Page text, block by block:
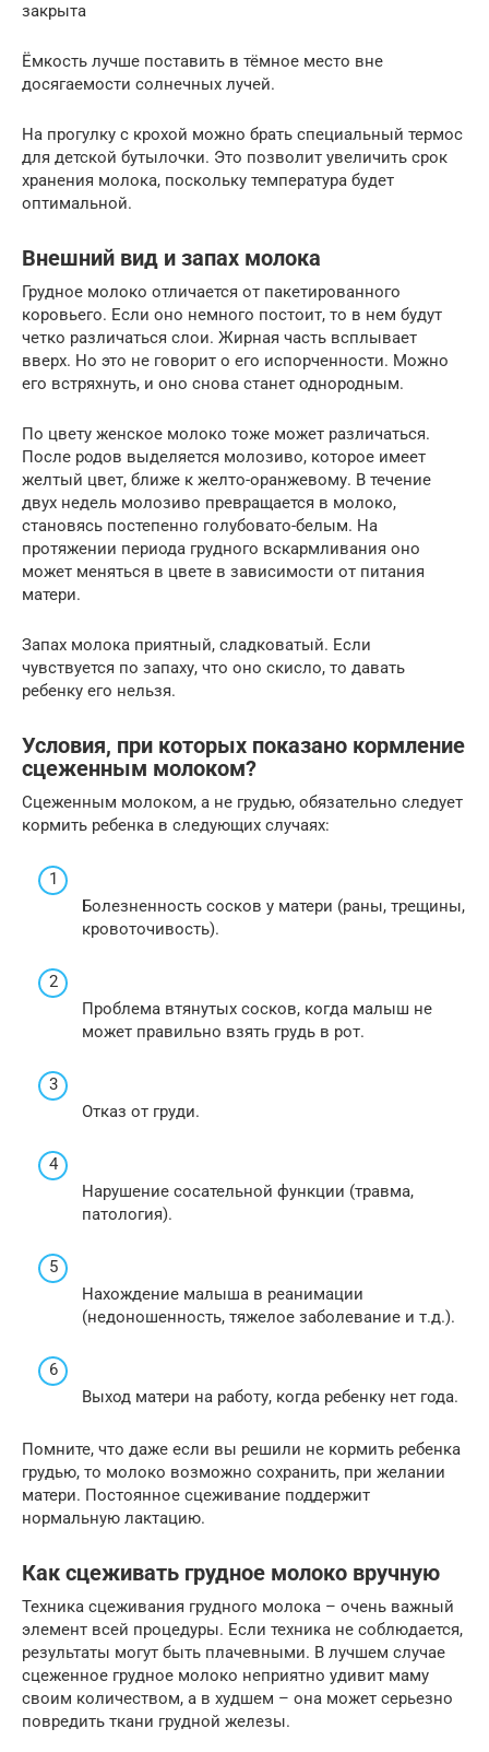
закрыта
Ёмкость лучше поставить в тёмное место вне
досягаемости солнечных лучей.
На прогулку с крохой можно брать специальный термос
для детской бутылочки. Это позволит увеличить срок
хранения молока, поскольку температура будет
оптимальной.
Внешний вид и запах молока
Грудное молоко отличается от пакетированного
коровьего. Если оно немного постоит, то в нем будут
четко различаться слои. Жирная часть всплывает
вверх. Но это не говорит о его испорченности. Можно
его встряхнуть, и оно снова станет однородным.
По цвету женское молоко тоже может различаться.
После родов выделяется молозиво, которое имеет
желтый цвет, ближе к желто-оранжевому. В течение
двух недель молозиво превращается в молоко,
становясь постепенно голубовато-белым. На
протяжении периода грудного вскармливания оно
может меняться в цвете в зависимости от питания
матери.
Запах молока приятный, сладковатый. Если
чувствуется по запаху, что оно скисло, то давать
ребенку его нельзя.
Условия, при которых показано кормление
сцеженным молоком?
Сцеженным молоком, а не грудью, обязательно следует
кормить ребенка в следующих случаях:
Болезненность сосков у матери (раны, трещины,
кровоточивость).
Проблема втянутых сосков, когда малыш не
может правильно взять грудь в рот.
Отказ от груди.
Нарушение сосательной функции (травма,
патология).
Нахождение малыша в реанимации
(недоношенность, тяжелое заболевание и т.д.).
Выход матери на работу, когда ребенку нет года.
Помните, что даже если вы решили не кормить ребенка
грудью, то молоко возможно сохранить, при желании
матери. Постоянное сцеживание поддержит
нормальную лактацию.
Как сцеживать грудное молоко вручную
Техника сцеживания грудного молока – очень важный
элемент всей процедуры. Если техника не соблюдается,
результаты могут быть плачевными. В лучшем случае
сцеженное грудное молоко неприятно удивит маму
своим количеством, а в худшем – она может серьезно
повредить ткани грудной железы.